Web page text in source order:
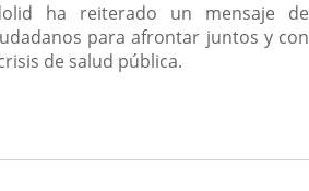
ha reiterado un mensaje de
para afrontar juntos y con
de salud pública.